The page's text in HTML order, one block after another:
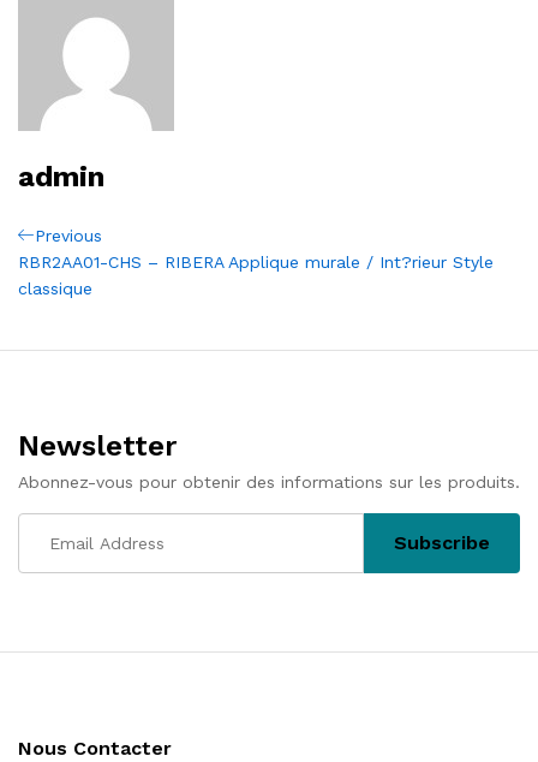
admin
Navigation
de
Previous
Post
Previous
RBR2AA01-CHS – RIBERA Applique murale / Int?rieur Style
classique
Newsletter
Abonnez-vous pour obtenir des informations sur les produits.
Nous Contacter